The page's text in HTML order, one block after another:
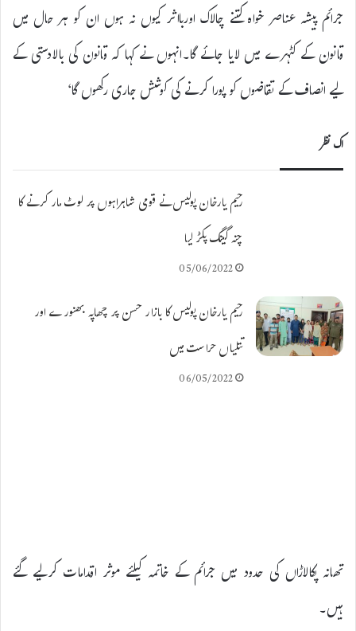
جرائم پیشہ عناصر خواہ کتنے چالاک اوربااثر کیوں نہ ہوں ان کو ہر حال میں
قانون کے کٹہرے میں لایا جائے گا۔انہوں نے کہا کہ قانون کی بالادستی کے
لیے انصاف کے تقاضوں کو پورا کرنے کی کوشش جاری رکھوں گا‘
اک نظر
رحیم یارخان پولیس نے قومی شاہراہوں پر لوٹ مار کرنے کا
چنہ گینگ پکڑ لیا
05/06/2022
رحیم یارخان پولیس کا بازار حسن پر چھاپہ بھنورے اور
تتلیاں حراست میں
06/05/2022
تھانہ پکالاڑاں کی حدود میں جرائم کے خاتمہ کیلئے موثر اقدامات کرلیے گئے
ہیں۔